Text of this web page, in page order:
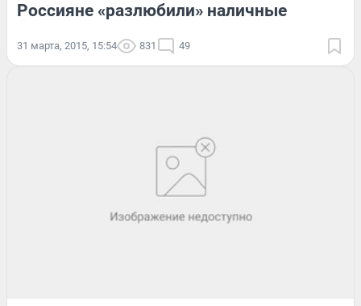
Россияне «разлюбили» наличные
31 марта, 2015, 15:54 831 49